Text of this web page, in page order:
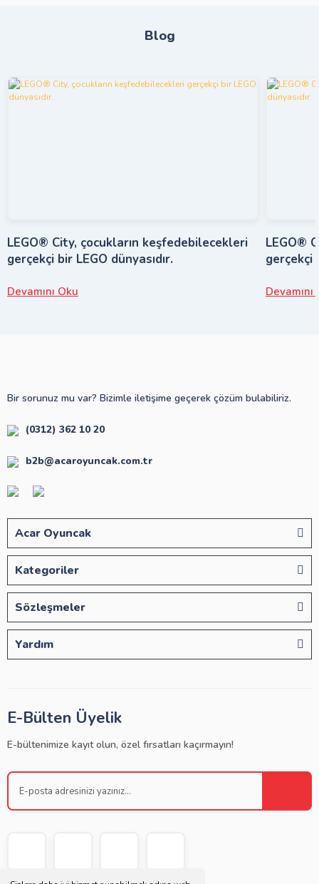
Blog
LEGO® City, çocukların keşfedebilecekleri
gerçekçi bir LEGO dünyasıdır.
Devamını Oku
LEGO®
gerçekçi
Devamını
Bir sorunuz mu var? Bizimle iletişime geçerek çözüm bulabiliriz.
(0312) 362 10 20
b2b@acaroyuncak.com.tr
Acar Oyuncak
Kategoriler
Sözleşmeler
Yardım
E-Bülten Üyelik
E-bültenimize kayıt olun, özel fırsatları kaçırmayın!